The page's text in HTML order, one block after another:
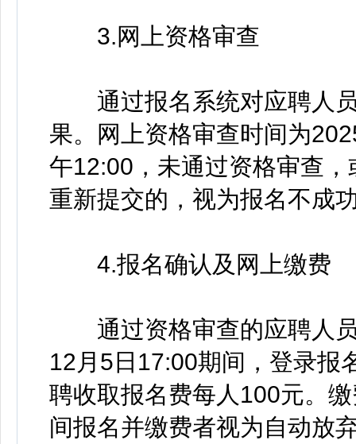
3.网上资格审查
通过报名系统对应聘人员
果。网上资格审查时间为
午12:00，未通过资格审查
重新提交的，视为报名不成
4.报名确认及网上缴费
通过资格审查的应聘人员
12月5日17:00期间，登录报
聘收取报名费每人100元。
间报名并缴费者视为自动放